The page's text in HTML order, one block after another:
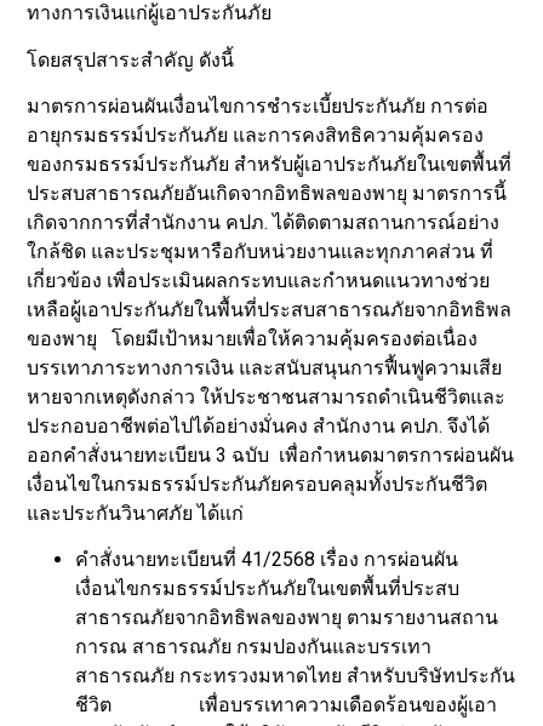
ทางการเงินแก่ผู้เอาประกันภัย
โดยสรุปสาระสำคัญ ดังนี้
มาตรการผ่อนผันเงื่อนไขการชำระเบี้ยประกันภัย การต่อ
อายุกรมธรรม์ประกันภัย และการคงสิทธิความคุ้มครอง
ของกรมธรรม์ประกันภัย สำหรับผู้เอาประกันภัยในเขตพื้นที่
ประสบสาธารณภัยอันเกิดจากอิทธิพลของพายุ มาตรการนี้
เกิดจากการที่สำนักงาน คปภ. ได้ติดตามสถานการณ์อย่าง
ใกล้ชิด และประชุมหารือกับหน่วยงานและทุกภาคส่วน ที่
เกี่ยวข้อง เพื่อประเมินผลกระทบและกำหนดแนวทางช่วย
เหลือผู้เอาประกันภัยในพื้นที่ประสบสาธารณภัยจากอิทธิพล
ของพายุ โดยมีเป้าหมายเพื่อให้ความคุ้มครองต่อเนื่อง
บรรเทาภาระทางการเงิน และสนับสนุนการฟื้นฟูความเสีย
หายจากเหตุดังกล่าว ให้ประชาชนสามารถดำเนินชีวิตและ
ประกอบอาชีพต่อไปได้อย่างมั่นคง สำนักงาน คปภ. จึงได้
ออกคำสั่งนายทะเบียน 3 ฉบับ เพื่อกำหนดมาตรการผ่อนผัน
เงื่อนไขในกรมธรรม์ประกันภัยครอบคลุมทั้งประกันชีวิต
และประกันวินาศภัย ได้แก่
คำสั่งนายทะเบียนที่ 41/2568 เรื่อง การผ่อนผัน
เงื่อนไขกรมธรรม์ประกันภัยในเขตพื้นที่ประสบ
สาธารณภัยจากอิทธิพลของพายุ ตามรายงานสถาน
การณ สาธารณภัย กรมปองกันและบรรเทา
สาธารณภัย กระทรวงมหาดไทย สำหรับบริษัทประกัน
ชีวิต เพื่อบรรเทาความเดือดร้อนของผู้เอา